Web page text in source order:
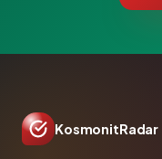
KosmonitRadar